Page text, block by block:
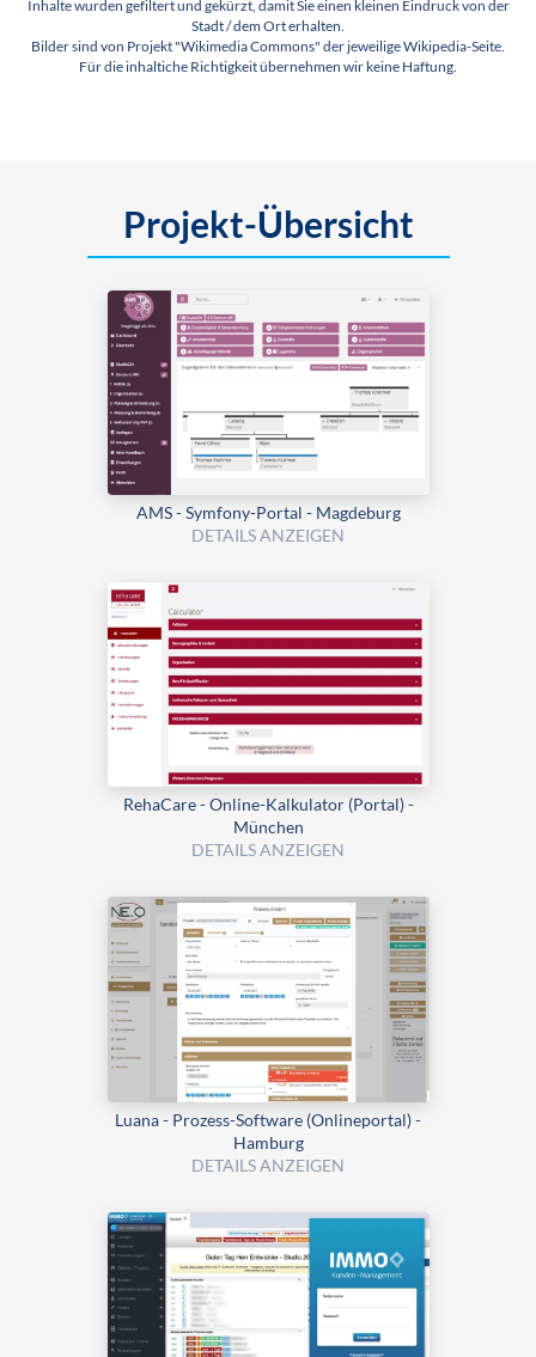
Inhalte wurden gefiltert und gekürzt, damit Sie einen kleinen Eindruck von der
Stadt / dem Ort erhalten.
Bilder sind von Projekt "Wikimedia Commons" der jeweilige Wikipedia-Seite.
Für die inhaltiche Richtigkeit übernehmen wir keine Haftung.
Projekt-Übersicht
AMS - Symfony-Portal - Magdeburg
DETAILS ANZEIGEN
RehaCare - Online-Kalkulator (Portal) -
München
DETAILS ANZEIGEN
Luana - Prozess-Software (Onlineportal) -
Hamburg
DETAILS ANZEIGEN